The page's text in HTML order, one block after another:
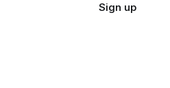
Sign up